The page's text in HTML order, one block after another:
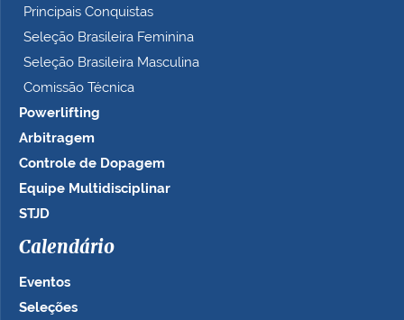
Principais Conquistas
Seleção Brasileira Feminina
Seleção Brasileira Masculina
Comissão Técnica
Powerlifting
Arbitragem
Controle de Dopagem
Equipe Multidisciplinar
STJD
Calendário
Eventos
Seleções